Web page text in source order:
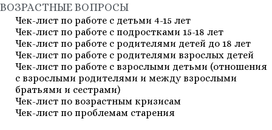
ВОЗРАСТНЫЕ ВОПРОСЫ
Чек-лист по работе с детьми 4-15 лет
Чек-лист по работе с подростками 15-18 лет
Чек-лист по работе с родителями детей до 18 лет
Чек-лист по работе с родителями взрослых детей
Чек-лист по работе с взрослыми детьми (отношения
с взрослыми родителями и между взрослыми
братьями и сестрами)
Чек-лист по возрастным кризисам
Чек-лист по проблемам старения